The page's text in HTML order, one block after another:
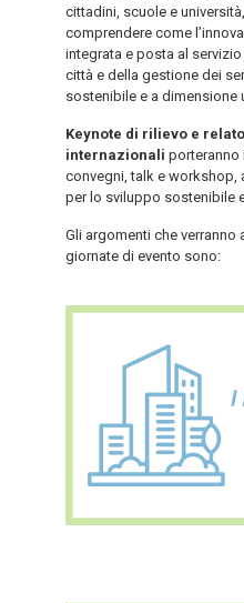
cittadini, scuole e
comprendere come
integrata e posta al
città e della gestione dei
sostenibile e a dimensione
Keynote di rilievo e
internazionali porteranno
convegni, talk e
per lo sviluppo sostenibile
Gli argomenti che verranno
giornate di evento sono: